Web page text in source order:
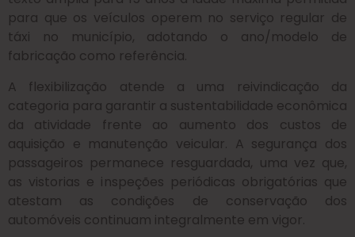
para que os veículos operem no serviço regular de
táxi no município, adotando o ano/modelo de
fabricação como referência.
A flexibilização atende a uma reivindicação da
categoria para garantir a sustentabilidade econômica
da atividade frente ao aumento dos custos de
aquisição e manutenção veicular. A segurança dos
passageiros permanece resguardada, uma vez que,
as vistorias e inspeções periódicas obrigatórias que
atestam as condições de conservação dos
automóveis continuam integralmente em vigor.